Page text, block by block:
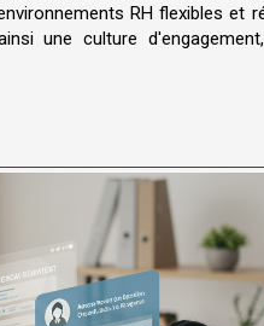
RH flexibles et
une culture